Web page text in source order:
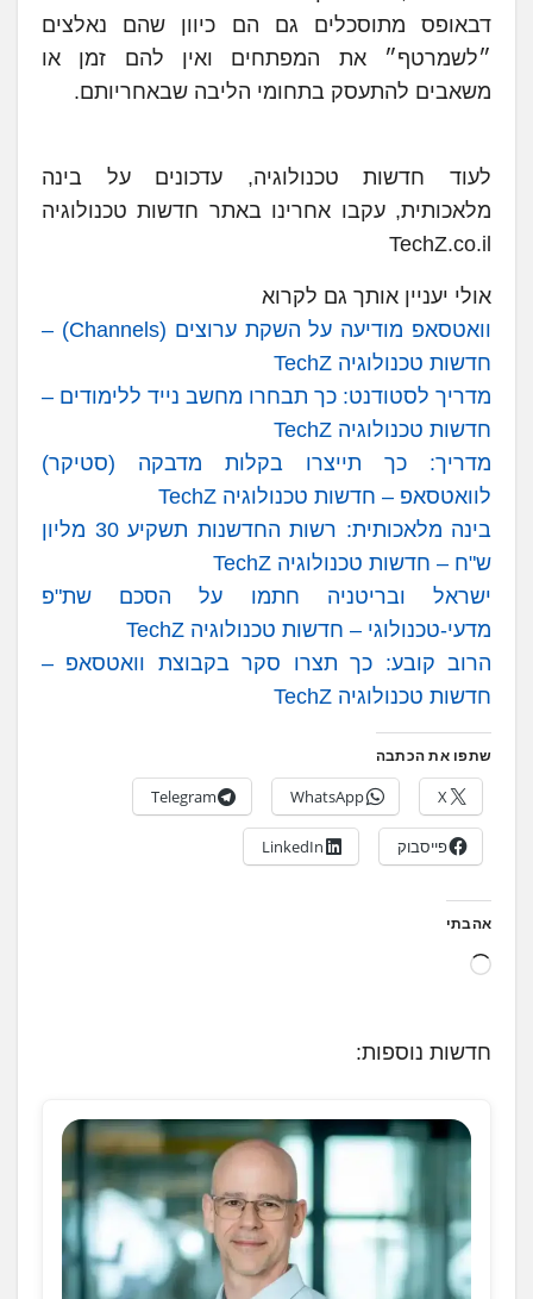
דבאופס מתוסכלים גם הם כיוון שהם נאלצים
״לשמרטף״ את המפתחים ואין להם זמן או
משאבים להתעסק בתחומי הליבה שבאחריותם.
לעוד חדשות טכנולוגיה, עדכונים על בינה
מלאכותית, עקבו אחרינו באתר חדשות טכנולוגיה
TechZ.co.il
אולי יעניין אותך גם לקרוא
וואטסאפ מודיעה על השקת ערוצים (Channels) –
חדשות טכנולוגיה TechZ
מדריך לסטודנט: כך תבחרו מחשב נייד ללימודים –
חדשות טכנולוגיה TechZ
מדריך: כך תייצרו בקלות מדבקה (סטיקר)
לוואטסאפ – חדשות טכנולוגיה TechZ
בינה מלאכותית: רשות החדשנות תשקיע 30 מליון
ש"ח – חדשות טכנולוגיה TechZ
ישראל ובריטניה חתמו על הסכם שת"פ
מדעי-טכנולוגי – חדשות טכנולוגיה TechZ
הרוב קובע: כך תצרו סקר בקבוצת וואטסאפ –
חדשות טכנולוגיה TechZ
שתפו את הכתבה
X
WhatsApp
Telegram
פייסבוק LinkedIn
אהבתי
ט
.
.
חדשות נוספות: